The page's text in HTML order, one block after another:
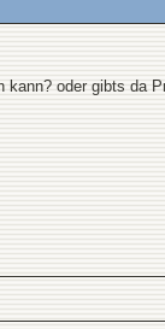
oder gibts da